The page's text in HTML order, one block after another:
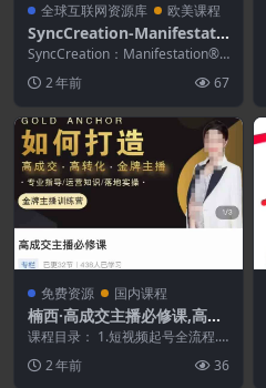
全球互联网资源库 欧美课程
SyncCreation-Manifestati
on™ 课程-SyncCreation(99
5.00 美元)
SyncCreation：Manifestation®
2 年前 67
免费资源 国内课程
楠西·高成交主播必修课,高成
交,高转化,快速拿结果
课程目录： 1.短视频起号全流程.
mp4.mp4 2.短视频起号的商业定
位.mp...
2 年前 36